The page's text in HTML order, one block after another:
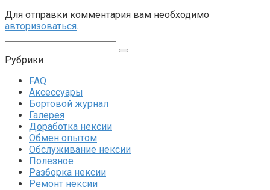
Для отправки комментария вам необходимо
авторизоваться.
Рубрики
FAQ
Аксессуары
Бортовой журнал
Галерея
Доработка нексии
Обмен опытом
Обслуживание нексии
Полезное
Разборка нексии
Ремонт нексии